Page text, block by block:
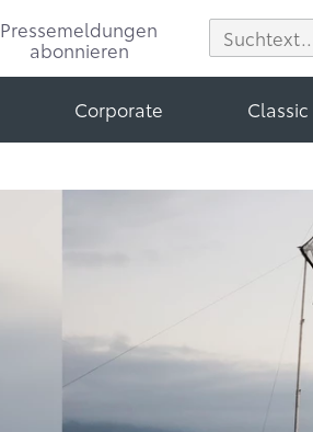
Pressemeldungen
abonnieren
Corporate Classic